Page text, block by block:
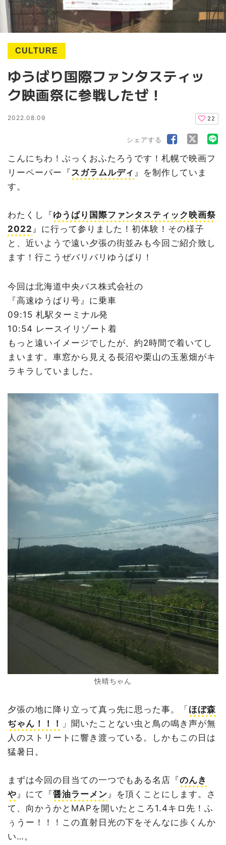
CULTURE
ゆうばり国際ファンタスティッ
ク映画祭に参戦したぜ！
2022.08.09 22
シェアする
こんにちわ！ぶっくおふたろうです！札幌で映画フ
リーペーパー『 スガラムルディ 』を制作していま
す。
わたくし『 ゆうばり国際ファンタスティック映画祭
2022 』に行って参りました！初体験！その様子
と、近いようで遠い夕張の街並みも今回ご紹介致し
ます！行こうぜバリバリゆうばり！
今回は北海道中央バス株式会社の
『高速ゆうばり号』に乗車
09:15 札駅ターミナル発
10:54 レースイリゾート着
もっと遠いイメージでしたが、約2時間で着いてし
まいます。車窓から見える長沼や栗山の玉葱畑がキ
ラキラしていました。
快晴ちゃん
夕張の地に降り立って真っ先に思った事。「ほぼ森
ぢゃん！！！
」聞いたことない虫と鳥の鳴き声が無
人のストリートに響き渡っている。しかもこの日は
猛暑日。
まずは今回の目当ての一つでもある名店『のんき
や 』にて『醤油ラーメン 』を頂くことにします。さ
て、向かうかとMAPを開いたところ1.4キロ先！ふ
ぅうー！！！この直射日光の下をそんなに歩くんか
い…。